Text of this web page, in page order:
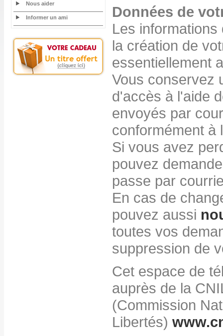
Nous aider
Informer un ami
Données de
Les
la création de
essentiellement
Vous conservez
d'accès à l'aide
envoyés par
conformément à
Si vous avez
pouvez
passe par
En cas de
pouvez aussi
toutes vos
suppression de
Cet espace de
auprès de la
(Commission
Libertés)